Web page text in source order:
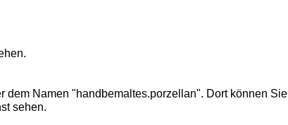
dem Namen "handbemaltes.porzellan". Dort können Sie
sehen.